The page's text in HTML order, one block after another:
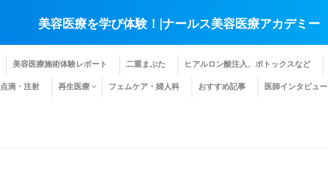
美容医療を学び体験！|ナールス美容医療アカデミー
美容医療施術体験レポート 二重まぶた ヒアルロン酸注入、ボトックスなど
点滴・注射 再生医療 フェムケア・婦人科 おすすめ記事 医師インタビュー